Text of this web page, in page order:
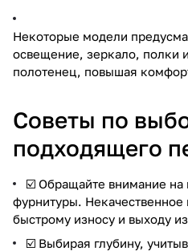
Некоторые модели
освещение, зеркало, полки
полотенец, повышая
Советы по
подходящего
☑️ Обращайте внимание на
фурнитуры. Некачественное
быстрому износу и выходу
☑️ Выбирая глубину,